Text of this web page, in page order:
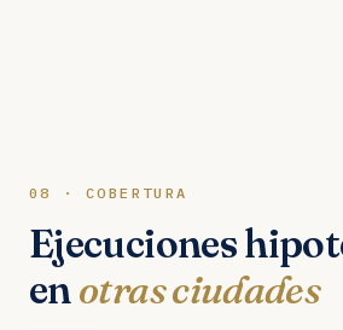
08 · COBERTURA
Ejecuciones
enotras ciudades